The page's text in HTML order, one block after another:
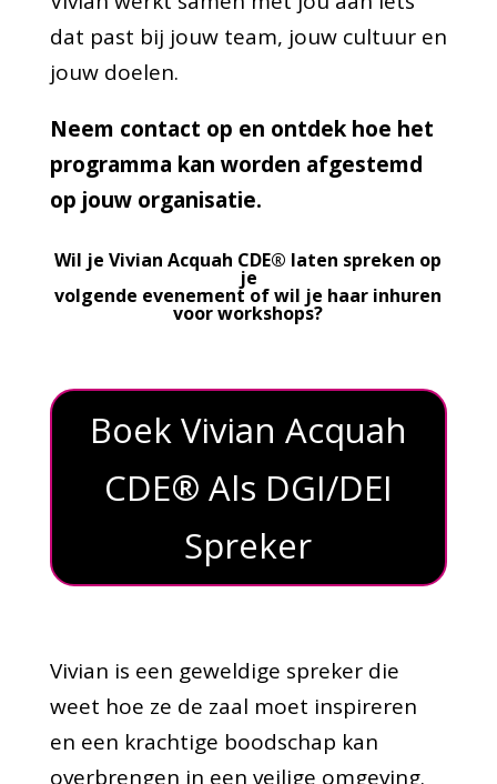
dat past bij jouw team, jouw cultuur en
jouw doelen.
Neem contact op en ontdek hoe het
programma kan worden afgestemd
op jouw organisatie.
Wil je Vivian Acquah CDE® laten spreken op
je
volgende evenement of wil je haar inhuren
voor workshops?
Boek Vivian Acquah
CDE® Als DGI/DEI
Spreker
Vivian is een geweldige spreker die
weet hoe ze de zaal moet inspireren
en een krachtige boodschap kan
overbrengen in een veilige omgeving.